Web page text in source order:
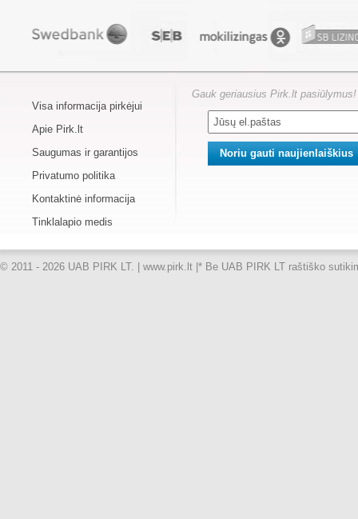
Visa informacija pirkėjui
Apie Pirk.lt
Saugumas ir garantijos
Privatumo politika
Kontaktinė informacija
Tinklalapio medis
Gauk geriausius Pirk.lt pasiūlymus!
© 2011 - 2026 UAB PIRK LT. | www.pirk.lt | * Be UAB PIRK LT raštiško